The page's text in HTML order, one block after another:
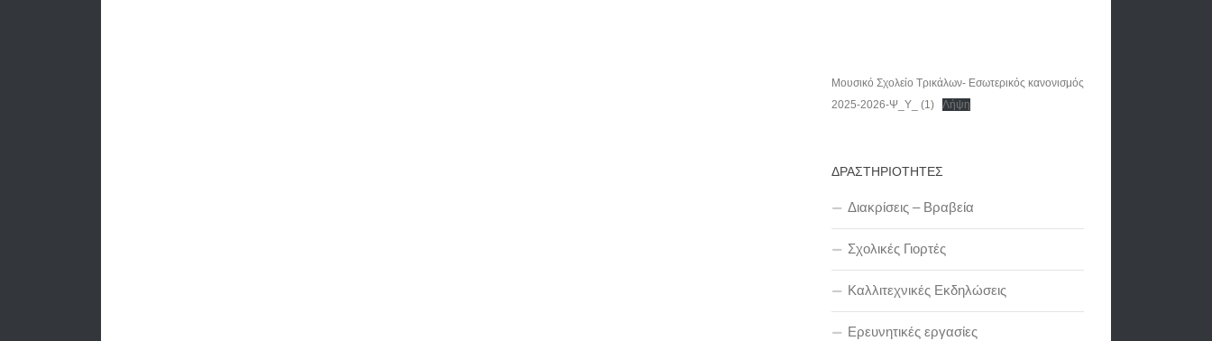
Μουσικό Σχολείο Τρικάλων- Εσωτερικός κανονισμός
2025-2026-Ψ_Υ_ (1)
Λήψη
ΔΡΑΣΤΗΡΙΟΤΗΤΕΣ
Διακρίσεις – Βραβεία
Σχολικές Γιορτές
Καλλιτεχνικές Εκδηλώσεις
Ερευνητικές εργασίες